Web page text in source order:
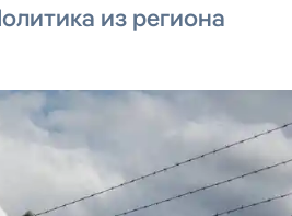
из региона
2026 г.
2026 г.
2026 г.